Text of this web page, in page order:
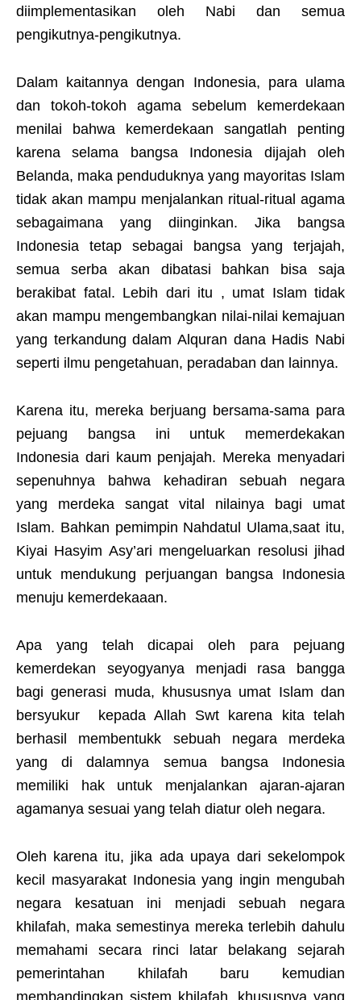
diimplementasikan oleh Nabi dan semua
pengikutnya-pengikutnya.
Dalam kaitannya dengan Indonesia, para ulama
dan tokoh-tokoh agama sebelum kemerdekaan
menilai bahwa kemerdekaan sangatlah penting
karena selama bangsa Indonesia dijajah oleh
Belanda, maka penduduknya yang mayoritas Islam
tidak akan mampu menjalankan ritual-ritual agama
sebagaimana yang diinginkan. Jika bangsa
Indonesia tetap sebagai bangsa yang terjajah,
semua serba akan dibatasi bahkan bisa saja
berakibat fatal. Lebih dari itu , umat Islam tidak
akan mampu mengembangkan nilai-nilai kemajuan
yang terkandung dalam Alquran dana Hadis Nabi
seperti ilmu pengetahuan, peradaban dan lainnya.
Karena itu, mereka berjuang bersama-sama para
pejuang bangsa ini untuk memerdekakan
Indonesia dari kaum penjajah. Mereka menyadari
sepenuhnya bahwa kehadiran sebuah negara
yang merdeka sangat vital nilainya bagi umat
Islam. Bahkan pemimpin Nahdatul Ulama,saat itu,
Kiyai Hasyim Asy’ari mengeluarkan resolusi jihad
untuk mendukung perjuangan bangsa Indonesia
menuju kemerdekaaan.
Apa yang telah dicapai oleh para pejuang
kemerdekan seyogyanya menjadi rasa bangga
bagi generasi muda, khususnya umat Islam dan
bersyukur kepada Allah Swt karena kita telah
berhasil membentukk sebuah negara merdeka
yang di dalamnya semua bangsa Indonesia
memiliki hak untuk menjalankan ajaran-ajaran
agamanya sesuai yang telah diatur oleh negara.
Oleh karena itu, jika ada upaya dari sekelompok
kecil masyarakat Indonesia yang ingin mengubah
negara kesatuan ini menjadi sebuah negara
khilafah, maka semestinya mereka terlebih dahulu
memahami secara rinci latar belakang sejarah
pemerintahan khilafah baru kemudian
membandingkan sistem khilafah, khususnya yang